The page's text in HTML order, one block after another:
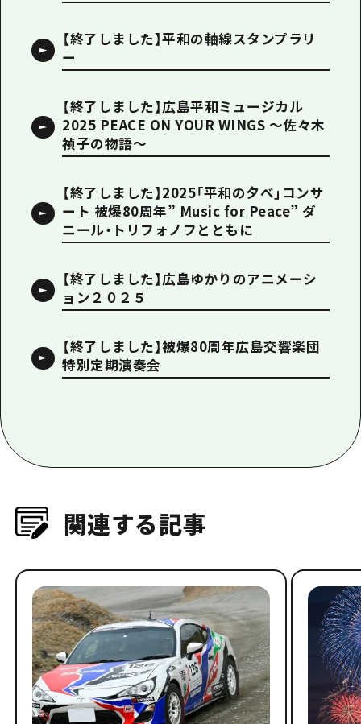
【終了しました】平和の軸線スタンプラリ
ー
【終了しました】広島平和ミュージカル
2025 PEACE ON YOUR WINGS ～佐々木
禎子の物語～
【終了しました】2025「平和の夕べ」コンサ
ート 被爆80周年” Music for Peace” ダ
ニール・トリフォノフとともに
【終了しました】広島ゆかりのアニメーシ
ョン２０２５
【終了しました】被爆80周年広島交響楽団
特別定期演奏会
関連する記事